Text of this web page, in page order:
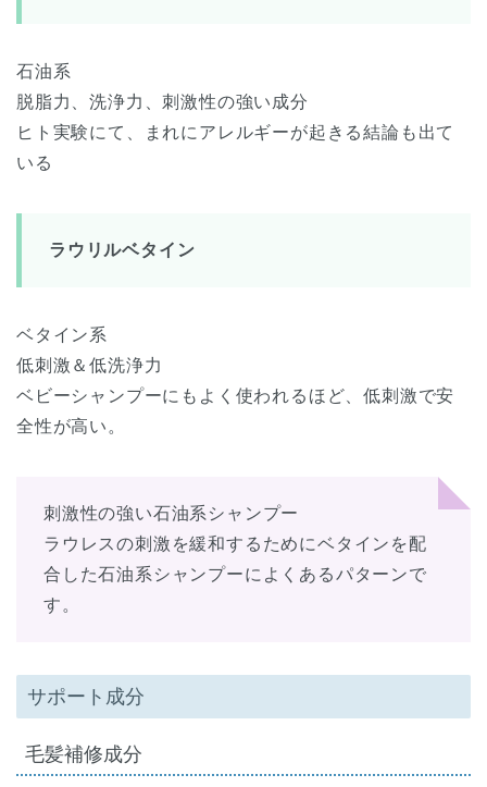
石油系
脱脂力、洗浄力、刺激性の強い成分
ヒト実験にて、まれにアレルギーが起きる結論も出て
いる
ラウリルベタイン
ベタイン系
低刺激＆低洗浄力
ベビーシャンプーにもよく使われるほど、低刺激で安
全性が高い。
刺激性の強い石油系シャンプー
ラウレスの刺激を緩和するためにベタインを配
合した石油系シャンプーによくあるパターンで
す。
サポート成分
毛髪補修成分